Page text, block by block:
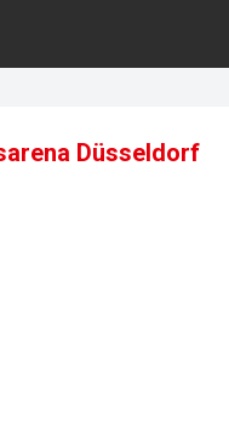
Düsseldorf